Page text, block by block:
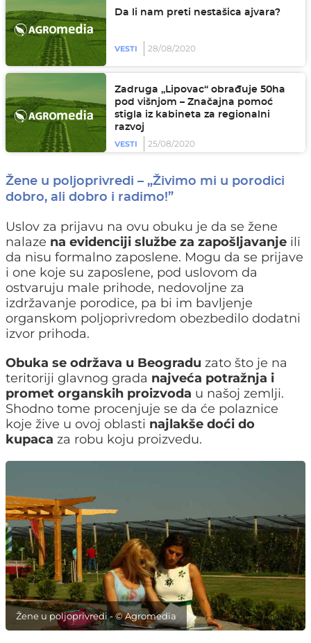
Da li nam preti nestašica ajvara?
VESTI 28/08/2020
Zadruga „Lipovac“ obrađuje 50ha
pod višnjom – Značajna pomoć
stigla iz kabineta za regionalni
razvoj
VESTI
25/08/2020
Žene u poljoprivredi – „Živimo mi u porodici
dobro, ali dobro i radimo!”
Uslov za prijavu na ovu obuku je da se žene
nalaze na evidenciji službe za zapošljavanje ili
da nisu formalno zaposlene. Mogu da se prijave
i one koje su zaposlene, pod uslovom da
ostvaruju male prihode, nedovoljne za
izdržavanje porodice, pa bi im bavljenje
organskom poljoprivredom obezbedilo dodatni
izvor prihoda.
Obuka se održava u Beogradu zato što je na
teritoriji glavnog grada najveća potražnja i
promet organskih proizvoda u našoj zemlji.
Shodno tome procenjuje se da će polaznice
koje žive u ovoj oblasti najlakše doći do
kupaca za robu koju proizvedu.
Žene u poljoprivredi - © Agromedia